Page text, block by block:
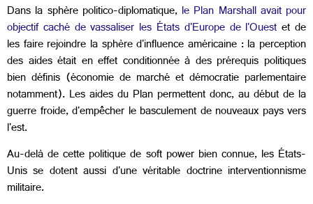
Dans la sphère politico-diplomatique, le Plan Marshall avait pour
objectif caché de vassaliser les États d'Europe de l'Ouest et de
les faire rejoindre la sphère d'influence américaine : la perception
des aides était en effet conditionnée à des prérequis politiques
bien définis (économie de marché et démocratie parlementaire
notamment). Les aides du Plan permettent donc, au début de la
guerre froide, d'empêcher le basculement de nouveaux pays vers
l'est.
Au-delà de cette politique de soft power bien connue, les États-
Unis se dotent aussi d'une véritable doctrine interventionnisme
militaire.